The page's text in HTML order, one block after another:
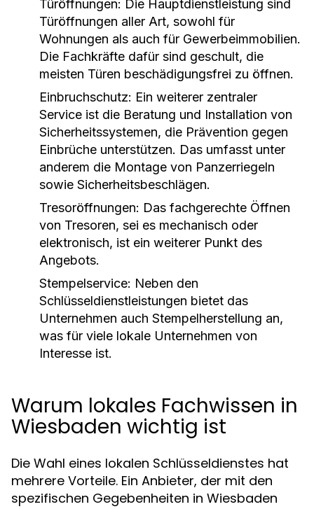
Türöffnungen: Die Hauptdienstleistung sind
Türöffnungen aller Art, sowohl für
Wohnungen als auch für Gewerbeimmobilien.
Die Fachkräfte dafür sind geschult, die
meisten Türen beschädigungsfrei zu öffnen.
Einbruchschutz: Ein weiterer zentraler
Service ist die Beratung und Installation von
Sicherheitssystemen, die Prävention gegen
Einbrüche unterstützen. Das umfasst unter
anderem die Montage von Panzerriegeln
sowie Sicherheitsbeschlägen.
Tresoröffnungen: Das fachgerechte Öffnen
von Tresoren, sei es mechanisch oder
elektronisch, ist ein weiterer Punkt des
Angebots.
Stempelservice: Neben den
Schlüsseldienstleistungen bietet das
Unternehmen auch Stempelherstellung an,
was für viele lokale Unternehmen von
Interesse ist.
Warum lokales Fachwissen in
Wiesbaden wichtig ist
Die Wahl eines lokalen Schlüsseldienstes hat
mehrere Vorteile. Ein Anbieter, der mit den
spezifischen Gegebenheiten in Wiesbaden